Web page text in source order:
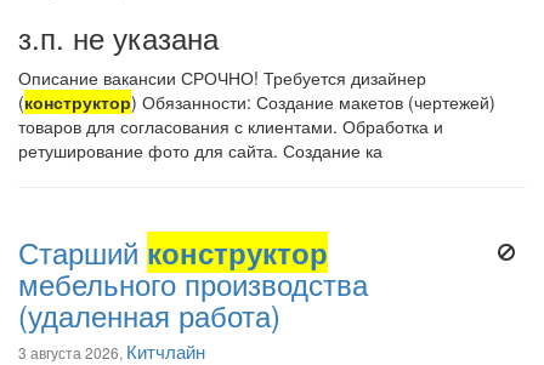
з.п. не указана
Описание вакансии СРОЧНО! Требуется дизайнер
(конструктор) Обязанности: Создание макетов (чертежей)
товаров для согласования с клиентами. Обработка и
ретуширование фото для сайта. Создание ка
Старший конструктор
мебельного производства
(удаленная работа)
3 августа 2026, Китчлайн